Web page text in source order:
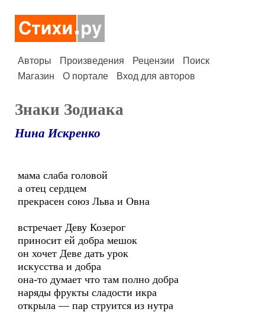
Авторы Произведения Рецензии
Поиск
Магазин
О портале Вход для авторов
Знаки Зодиака
Нина Искренко
мама слаба головой
а отец сердцем
прекрасен союз Льва и Овна
встречает Деву Козерог
приносит ей добра мешок
он хочет Деве дать урок
искусства и добра
она-то думает что там полно добра
наряды фрукты сладости икра
открыла — пар струится из нутра